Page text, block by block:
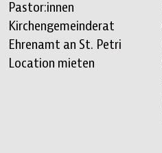
Pastor:innen
Kirchengemeinderat
Ehrenamt an St. Petri
Location mieten